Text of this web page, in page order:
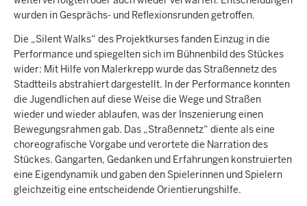
wurden in Gesprächs- und Reflexionsrunden getroffen.
Die „Silent Walks“ des Projektkurses fanden Einzug in die
Performance und spiegelten sich im Bühnenbild des Stückes
wider: Mit Hilfe von Malerkrepp wurde das Straßennetz des
Stadtteils abstrahiert dargestellt. In der Performance konnten
die Jugendlichen auf diese Weise die Wege und Straßen
wieder und wieder ablaufen, was der Inszenierung einen
Bewegungsrahmen gab. Das „Straßennetz“ diente als eine
choreografische Vorgabe und verortete die Narration des
Stückes. Gangarten, Gedanken und Erfahrungen konstruierten
eine Eigendynamik und gaben den Spielerinnen und Spielern
gleichzeitig eine entscheidende Orientierungshilfe.